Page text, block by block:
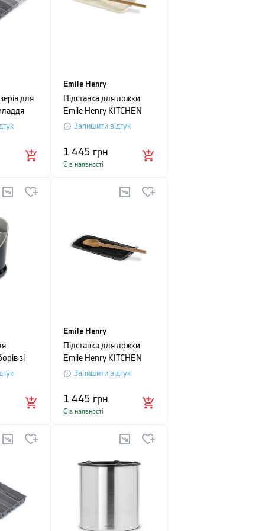
для
10
Emile Henry
Підставка для ложки
Emile Henry KITCHEN
TOOLS, 11х15,5 см,
Залишити відгук
1 445 грн
Є в наявності
зі
см
Emile Henry
Підставка для ложки
Emile Henry KITCHEN
TOOLS, 11х15,5 см,
Залишити відгук
1 445 грн
Є в наявності